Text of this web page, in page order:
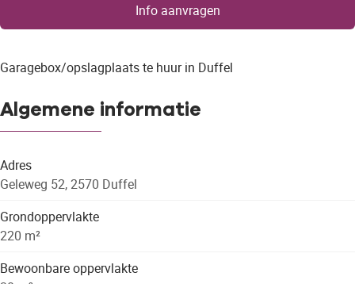
Info aanvragen
Garagebox/opslagplaats te huur in Duffel
Algemene informatie
Adres
Geleweg 52, 2570 Duffel
Grondoppervlakte
220 m²
Bewoonbare oppervlakte